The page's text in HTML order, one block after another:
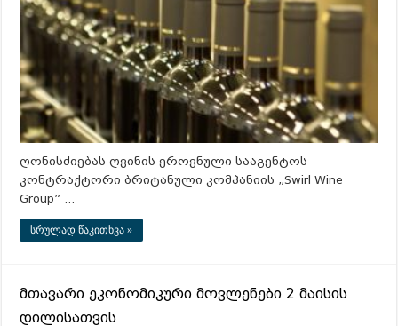
ღონისძიებას ღვინის ეროვნული სააგენტოს
კონტრაქტორი ბრიტანული კომპანიის „Swirl Wine
Group” …
სრულად წაკითხვა »
მთავარი ეკონომიკური მოვლენები 2 მაისის
დილისათვის